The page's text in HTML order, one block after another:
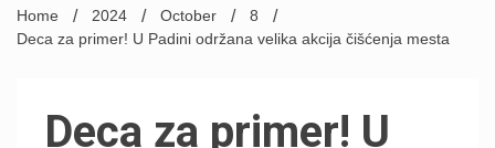
Home 2024 October
8
Deca za primer! U Padini održana velika akcija čišćenja mesta
Deca za primer! U